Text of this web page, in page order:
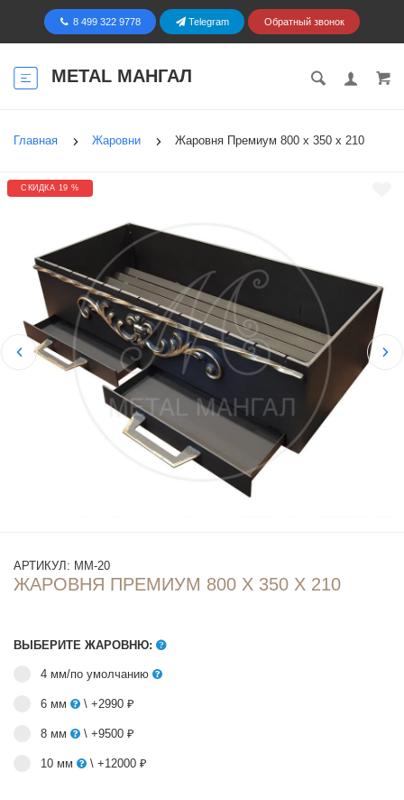
8 499 322 9778 Telegram Обратный звонок
METAL МАНГАЛ
Главная Жаровни Жаровня Премиум 800 х 350 х 210
СКИДКА 19 %
АРТИКУЛ: ММ-20
ЖАРОВНЯ ПРЕМИУМ 800 Х 350 Х 210
ВЫБЕРИТЕ ЖАРОВНЮ:
4 мм/по умолчанию
6 мм \ +2990 ₽
8 мм \ +9500 ₽
10 мм \ +12000 ₽